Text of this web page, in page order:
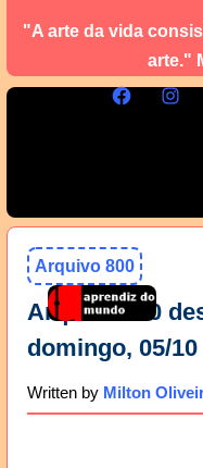
"A arte da vida
arte."
Arquivo 800
Arquivo 800
domingo, 05/10
Written by Milton